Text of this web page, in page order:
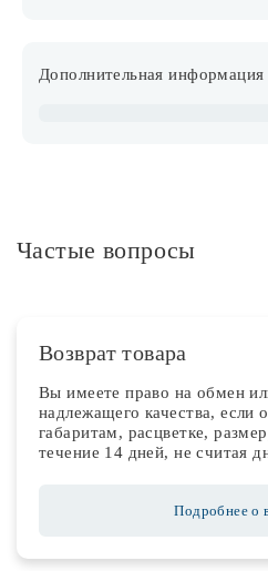
Дополнительная информация
Частые вопросы
Возврат товара
Вы имеете право на обмен
надлежащего качества,
габаритам, расцветке,
течение 14 дней, не считая
Подробнее о